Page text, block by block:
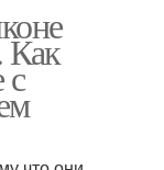
Как
с